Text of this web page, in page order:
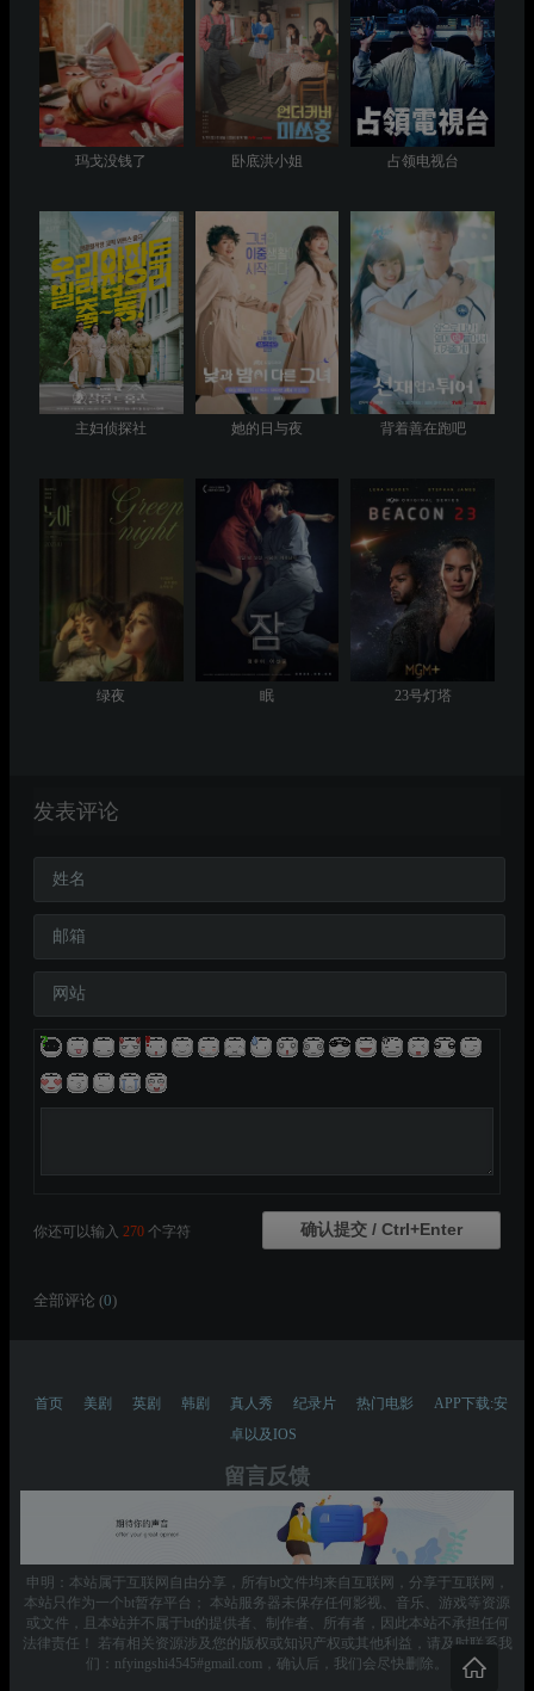
玛戈没钱了 卧底洪小姐 占领电视台
主妇侦探社 她的日与夜 背着善在跑吧
绿夜 眠 23号灯塔
发表评论
姓名
邮箱
网站
你还可以输入 270 个字符
全部评论 (0)
首页 美剧 英剧 韩剧 真人秀 纪录片 热门电影
APP下载:安
卓以及IOS
留言反馈
申明：本站属于互联网自由分享，所有bt文件均来自互联网，分享于互联网，
本站只作为一个bt暂存平台； 本站服务器未保存任何影视、音乐、游戏等资源
或文件，且本站并不属于bt的提供者、制作者、所有者，因此本站不承担任何
法律责任！ 若有相关资源涉及您的版权或知识产权或其他利益，请及时联系我
们：nfyingshi4545#gmail.com，确认后，我们会尽快删除。